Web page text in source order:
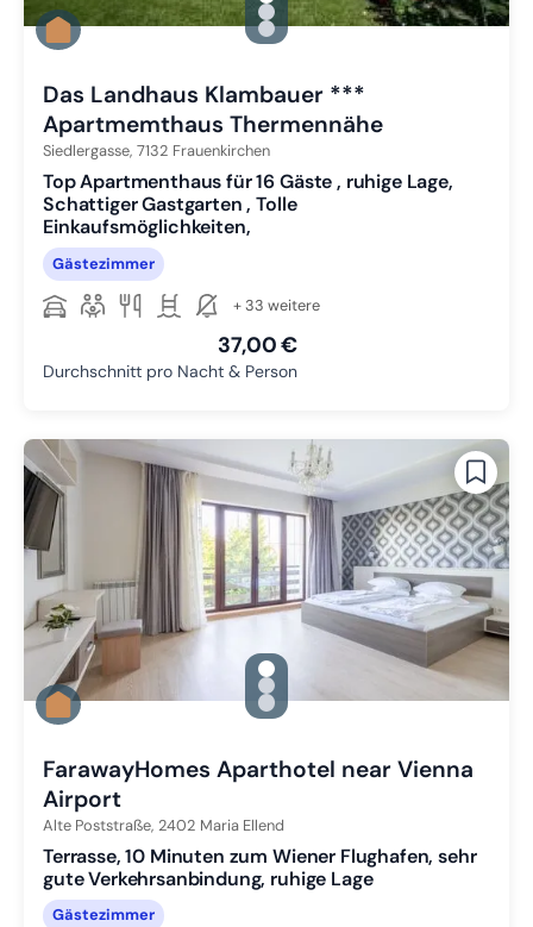
Zu Slide 1 wechseln
Zu Slide 2 wechseln
Zu Slide 3 wechseln
Das Landhaus Klambauer ***
Apartmemthaus Thermennähe
Siedlergasse, 7132 Frauenkirchen
Top Apartmenthaus für 16 Gäste , ruhige Lage,
Schattiger Gastgarten , Tolle
Einkaufsmöglichkeiten,
Gästezimmer
+ 33 weitere
37,00 €
Durchschnitt pro Nacht & Person
gallery.slide_selector
Zu Slide 1 wechseln
Zu Slide 2 wechseln
Zu Slide 3 wechseln
FarawayHomes Aparthotel near Vienna
Airport
Alte Poststraße, 2402 Maria Ellend
Terrasse, 10 Minuten zum Wiener Flughafen, sehr
gute Verkehrsanbindung, ruhige Lage
Gästezimmer